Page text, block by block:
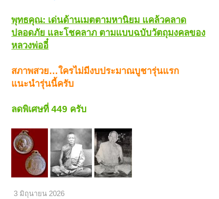
พุทธคุณ: เด่นด้านเมตตามหานิยม แคล้วคลาด
ปลอดภัย และโชคลาภ ตามแบบฉบับวัตถุมงคลของ
หลวงพ่ออี๋
สภาพสวย…ใครไม่มีงบประมาณบูชารุ่นแรก
แนะนำรุ่นนี้ครับ
ลดพิเศษที่ 449 ครับ
3 มิถุนายน 2026